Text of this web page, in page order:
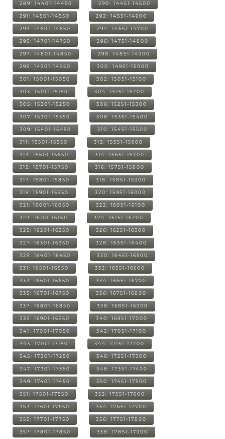
289: 14401-14450 290: 14451-14500
291: 14501-14550 292: 14551-14600
293: 14601-14650 294: 14651-14700
295: 14701-14750 296: 14751-14800
297: 14801-14850 298: 14851-14900
299: 14901-14950 300: 14951-15000
301: 15001-15050 302: 15051-15100
303: 15101-15150 304: 15151-15200
305: 15201-15250 306: 15251-15300
307: 15301-15350 308: 15351-15400
309: 15401-15450 310: 15451-15500
311: 15501-15550 312: 15551-15600
313: 15601-15650 314: 15651-15700
315: 15701-15750 316: 15751-15800
317: 15801-15850 318: 15851-15900
319: 15901-15950 320: 15951-16000
321: 16001-16050 322: 16051-16100
323: 16101-16150 324: 16151-16200
325: 16201-16250 326: 16251-16300
327: 16301-16350 328: 16351-16400
329: 16401-16450 330: 16451-16500
331: 16501-16550 332: 16551-16600
333: 16601-16650 334: 16651-16700
335: 16701-16750 336: 16751-16800
337: 16801-16850 338: 16851-16900
339: 16901-16950 340: 16951-17000
341: 17001-17050 342: 17051-17100
343: 17101-17150 344: 17151-17200
345: 17201-17250 346: 17251-17300
347: 17301-17350 348: 17351-17400
349: 17401-17450 350: 17451-17500
351: 17501-17550 352: 17551-17600
353: 17601-17650 354: 17651-17700
355: 17701-17750 356: 17751-17800
357: 17801-17850 358: 17851-17900